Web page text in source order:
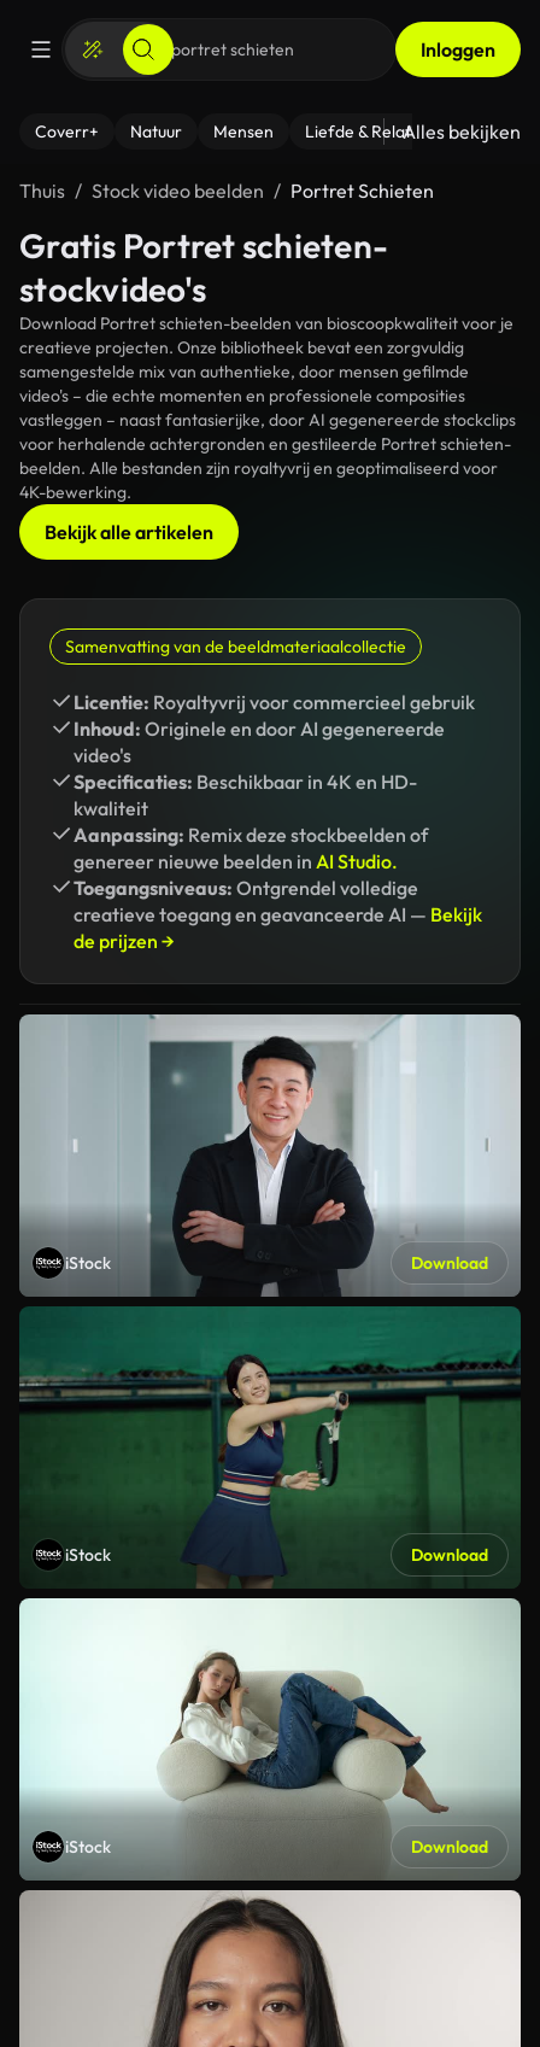
Inloggen
Coverr+ Natuur Mensen Liefde & Relaties - Fitness
Alles bekijken
Thuis Stock video beelden Portret Schieten
Gratis Portret schieten-
stockvideo's
Download Portret schieten-beelden van bioscoopkwaliteit voor je
creatieve projecten. Onze bibliotheek bevat een zorgvuldig
samengestelde mix van authentieke, door mensen gefilmde
video's – die echte momenten en professionele composities
vastleggen – naast fantasierijke, door AI gegenereerde stockclips
voor herhalende achtergronden en gestileerde Portret schieten-
beelden. Alle bestanden zijn royaltyvrij en geoptimaliseerd voor
4K-bewerking.
Bekijk alle artikelen
Samenvatting van de beeldmateriaalcollectie
Licentie: Royaltyvrij voor commercieel gebruik
Inhoud: Originele en door AI gegenereerde
video's
Specificaties: Beschikbaar in 4K en HD-
kwaliteit
Aanpassing: Remix deze stockbeelden of
genereer nieuwe beelden in AI Studio.
Toegangsniveaus: Ontgrendel volledige
creatieve toegang en geavanceerde AI — Bekijk
de prijzen →
iStock Download
iStock Download
iStock Download